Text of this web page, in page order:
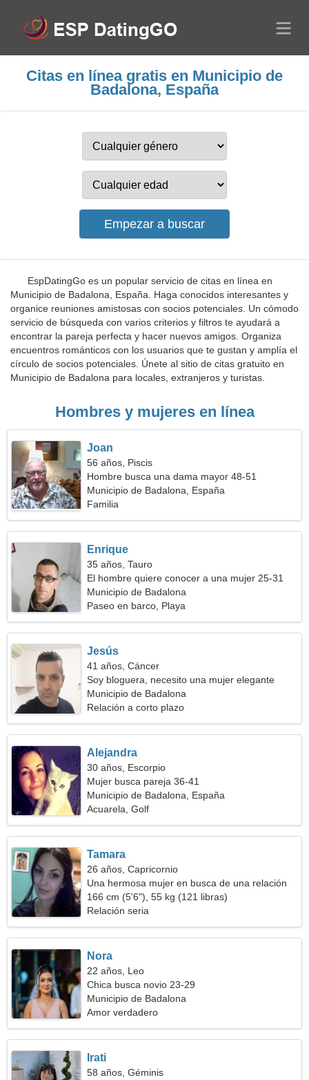
Citas en línea gratis en Municipio de
Badalona, España
EspDatingGo es un popular servicio de citas en línea en
Municipio de Badalona, España. Haga conocidos interesantes y
organice reuniones amistosas con socios potenciales. Un cómodo
servicio de búsqueda con varios criterios y filtros te ayudará a
encontrar la pareja perfecta y hacer nuevos amigos. Organiza
encuentros románticos con los usuarios que te gustan y amplía el
círculo de socios potenciales. Únete al sitio de citas gratuito en
Municipio de Badalona para locales, extranjeros y turistas.
Hombres y mujeres en línea
Joan
56 años, Piscis
Hombre busca una dama mayor 48-51
Municipio de Badalona, España
Familia
Enrique
35 años, Tauro
El hombre quiere conocer a una mujer 25-31
Municipio de Badalona
Paseo en barco, Playa
Jesús
41 años, Cáncer
Soy bloguera, necesito una mujer elegante
Municipio de Badalona
Relación a corto plazo
Alejandra
30 años, Escorpio
Mujer busca pareja 36-41
Municipio de Badalona, España
Acuarela, Golf
Tamara
26 años, Capricornio
Una hermosa mujer en busca de una relación
166 cm (5'6"), 55 kg (121 libras)
Relación seria
Nora
22 años, Leo
Chica busca novio 23-29
Municipio de Badalona
Amor verdadero
Irati
58 años, Géminis